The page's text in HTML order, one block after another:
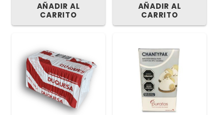
AÑADIR AL
CARRITO
AÑADIR AL
CARRITO